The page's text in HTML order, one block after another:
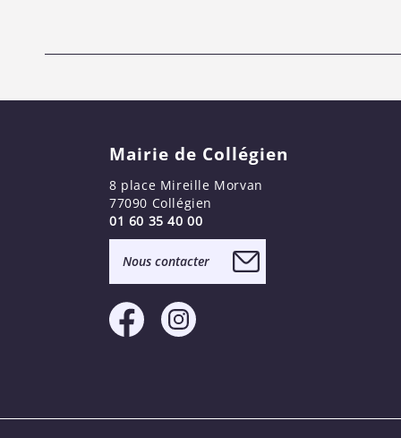
Mairie de Collégien
8 place Mireille Morvan
77090 Collégien
01 60 35 40 00
Nous contacter